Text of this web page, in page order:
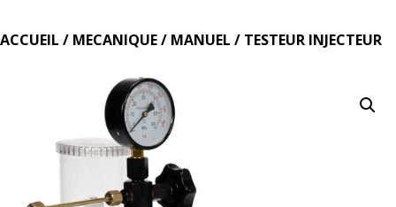
ACCUEIL / MECANIQUE/ MANUEL / TESTEUR INJECTEUR